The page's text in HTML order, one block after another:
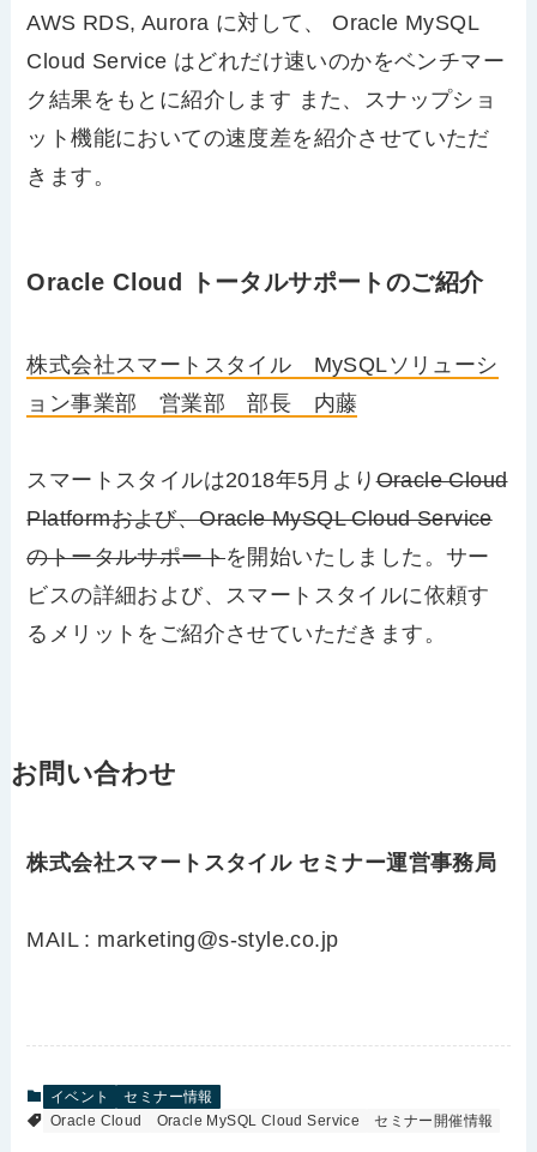
AWS RDS, Aurora に対して、 Oracle MySQL
Cloud Service はどれだけ速いのかをベンチマー
ク結果をもとに紹介します また、スナップショ
ット機能においての速度差を紹介させていただ
きます。
Oracle Cloud トータルサポートのご紹介
株式会社スマートスタイル MySQLソリューシ
ョン事業部 営業部 部長 内藤
スマートスタイルは2018年5月よりOracle Cloud
Platformおよび、Oracle MySQL Cloud Service
のトータルサポートを開始いたしました。サー
ビスの詳細および、スマートスタイルに依頼す
るメリットをご紹介させていただきます。
お問い合わせ
株式会社スマートスタイル セミナー運営事務局
MAIL : marketing@s-style.co.jp
イベント
セミナー情報
Oracle Cloud
Oracle MySQL Cloud Service セミナー開催情報